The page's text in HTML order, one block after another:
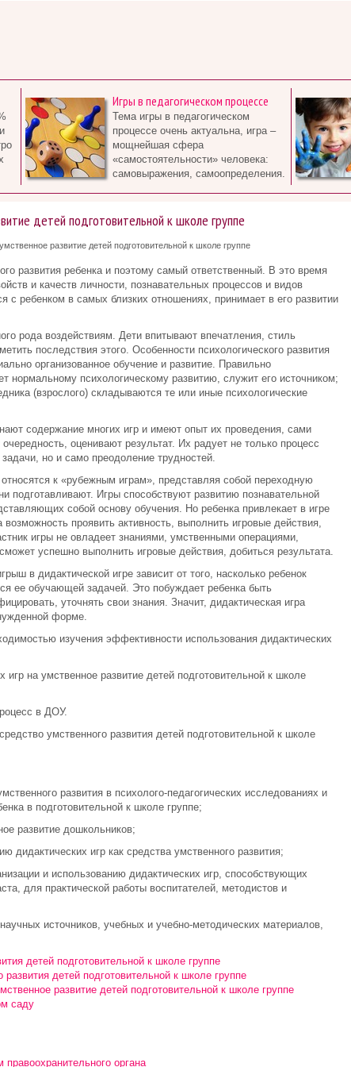
Игры в педагогическом процессе
Тема игры в педагогическом
процессе очень актуальна, игра –
мощнейшая сфера
«самостоятельности» человека:
самовыражения, самоопределения.
детей подготовительной к школе группе
развитие детей подготовительной к школе группе
развития ребенка и поэтому самый ответственный. В это время
и качеств личности, познавательных процессов и видов
с ребенком в самых близких отношениях, принимает в его развитии
рода воздействиям. Дети впитывают впечатления, стиль
последствия этого. Особенности психологического развития
организованное обучение и развитие. Правильно
нормальному психологическому развитию, служит его источником;
(взрослого) складываются те или иные психологические
содержание многих игр и имеют опыт их проведения, сами
оценивают результат. Их радует не только процесс
но и само преодоление трудностей.
к «рубежным играм», представляя собой переходную
подготавливают. Игры способствуют развитию познавательной
собой основу обучения. Но ребенка привлекает в игре
проявить активность, выполнить игровые действия,
игры не овладеет знаниями, умственными операциями,
успешно выполнить игровые действия, добиться результата.
в дидактической игре зависит от того, насколько ребенок
ее обучающей задачей. Это побуждает ребенка быть
уточнять свои знания. Значит, дидактическая игра
форме.
изучения эффективности использования дидактических
на умственное развитие детей подготовительной к школе
в ДОУ.
умственного развития детей подготовительной к школе
развития в психолого-педагогических исследованиях и
в подготовительной к школе группе;
развитие дошкольников;
игр как средства умственного развития;
и использованию дидактических игр, способствующих
для практической работы воспитателей, методистов и
источников, учебных и учебно-методических материалов,
детей подготовительной к школе группе
детей подготовительной к школе группе
развитие детей подготовительной к школе группе
саду
органа